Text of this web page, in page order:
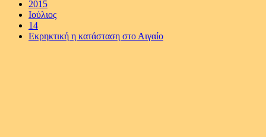
2015
Ιούλιος
14
Εκρηκτική η κατάσταση στο Αιγαίο